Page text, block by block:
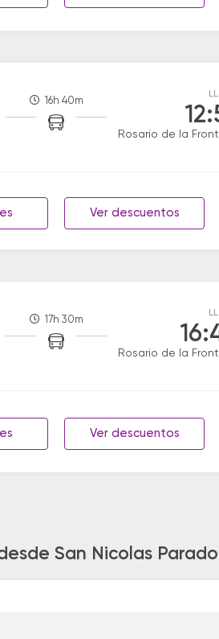
16h 40m
Rosario de la
Ver descuentos
17h 30m
Rosario de la
Ver descuentos
San Nicolas